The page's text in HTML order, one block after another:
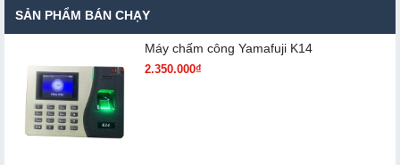
SẢN PHẨM BÁN CHẠY
Máy chấm cô​ng Yamafuji K14
2.350.000₫